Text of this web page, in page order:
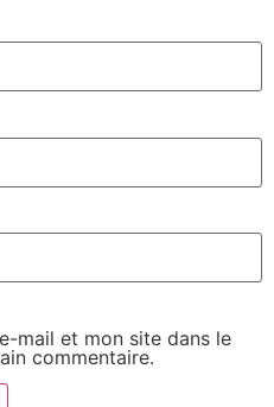
mail et mon site dans le
commentaire.